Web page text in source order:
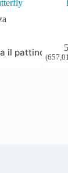
il pattino (